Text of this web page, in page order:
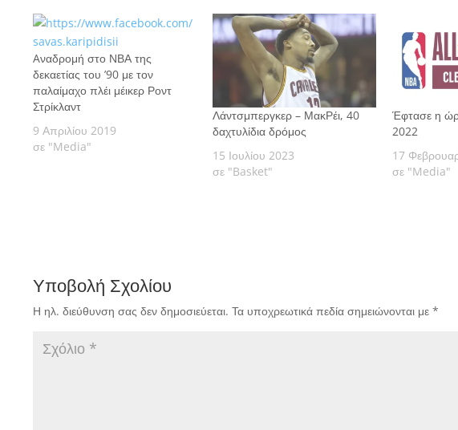
Aναδρομή στο ΝΒΑ της
δεκαετίας του ’90 με τον
παλαίμαχο πλέι μέικερ Ροντ
Στρίκλαντ
9 Απριλίου 2019
σε "Media"
Λάντσμπεργκερ – ΜακΡέι, 40
δαχτυλίδια δρόμος
15 Ιουλίου 2023
σε "Basket"
Έφτασε η
2022
17
σε "Media"
Υποβολή Σχολίου
Η ηλ. διεύθυνση σας δεν δημοσιεύεται. Τα υποχρεωτικά πεδία σημειώνονται με *